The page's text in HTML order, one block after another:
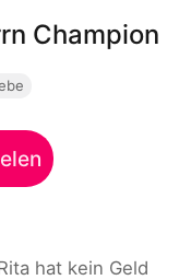
Champion
hat kein Geld